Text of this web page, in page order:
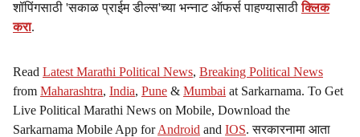
शॉपिंगसाठी 'सकाळ प्राईम डील्स'च्या भन्नाट ऑफर्स पाहण्यासाठीक्लिक
करा.
Read Latest Marathi Political News, Breaking Political News
from Maharashtra, India, Pune & Mumbai at Sarkarnama. To Get
Live Political Marathi News on Mobile, Download the
Sarkarnama Mobile App forAndroid and IOS. सरकारनामा आता